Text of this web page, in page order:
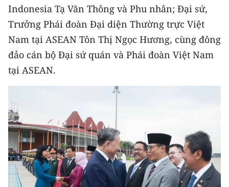
Media Pháp luật
Media Du lịch
Media Thế giới
Media Thể thao
Media Y tế
Media Khoa học - Công nghệ
Media Môi trường
Indonesia Tạ Văn Thông và Phu nhân; Đại sứ,
Trưởng Phái đoàn Đại diện Thường trực Việt
Nam tại ASEAN Tôn Thị Ngọc Hương, cùng đông
đảo cán bộ Đại sứ quán và Phái đoàn Việt Nam
tại ASEAN.